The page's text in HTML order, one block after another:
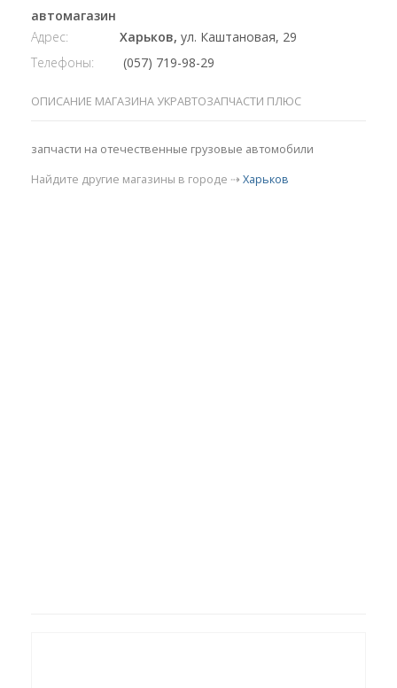
автомагазин
Адрес:
Харьков, ул. Каштановая, 29
Телефоны:
(057) 719-98-29
ОПИСАНИЕ МАГАЗИНА УКРАВТОЗАПЧАСТИ ПЛЮС
запчасти на отечественные грузовые автомобили
Найдите другие магазины в городе ⇢ Харьков